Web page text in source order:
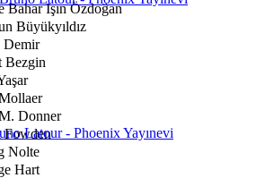
Bahar Işın Özdoğan
Büyükyıldız
Demir
Bezgin
Donner
Fowden
Nolte
Hart
Latour - Phoenix Yayınevi